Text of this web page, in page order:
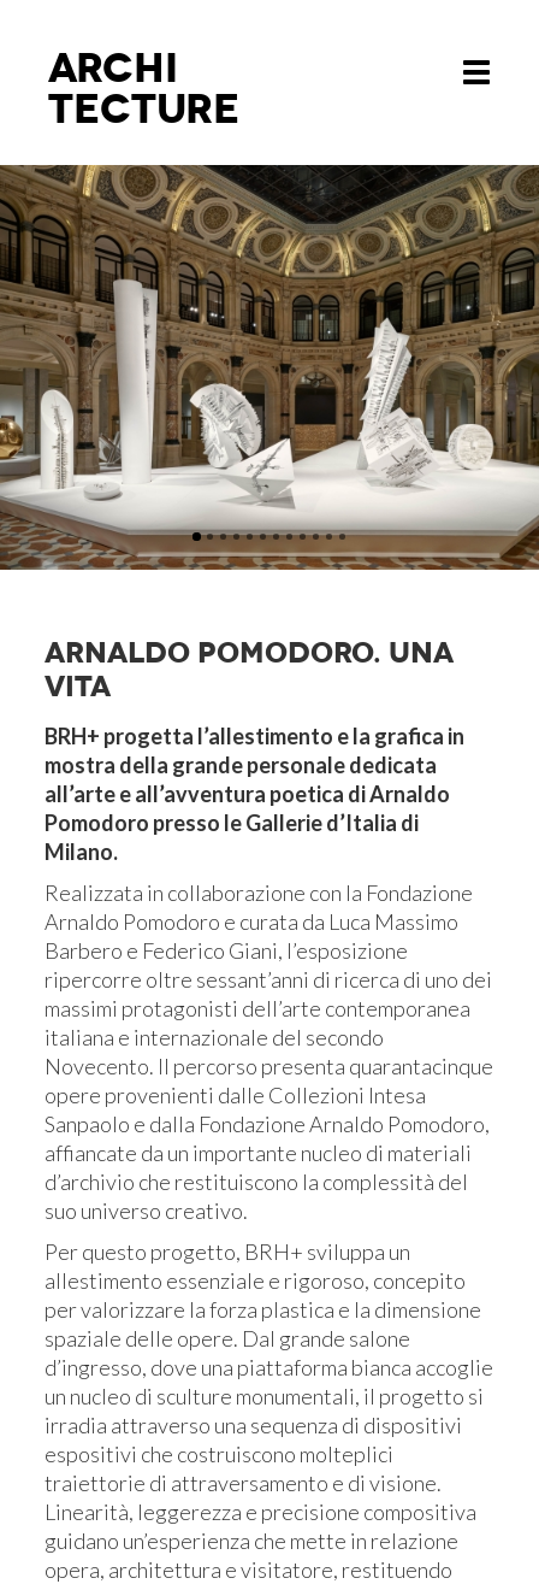
Toggle
Archi
tecture
ARNALDO POMODORO. UNA
VITA
BRH+ progetta l’allestimento e la grafica in
mostra della grande personale dedicata
all’arte e all’avventura poetica di Arnaldo
Pomodoro presso le Gallerie d’Italia di
Milano.
Realizzata in collaborazione con la Fondazione
Arnaldo Pomodoro e curata da Luca Massimo
Barbero e Federico Giani, l’esposizione
ripercorre oltre sessant’anni di ricerca di uno dei
massimi protagonisti dell’arte contemporanea
italiana e internazionale del secondo
Novecento. Il percorso presenta quarantacinque
opere provenienti dalle Collezioni Intesa
Sanpaolo e dalla Fondazione Arnaldo Pomodoro,
affiancate da un importante nucleo di materiali
d’archivio che restituiscono la complessità del
suo universo creativo.
Per questo progetto, BRH+ sviluppa un
allestimento essenziale e rigoroso, concepito
per valorizzare la forza plastica e la dimensione
spaziale delle opere. Dal grande salone
d’ingresso, dove una piattaforma bianca accoglie
un nucleo di sculture monumentali, il progetto si
irradia attraverso una sequenza di dispositivi
espositivi che costruiscono molteplici
traiettorie di attraversamento e di visione.
Linearità, leggerezza e precisione compositiva
guidano un’esperienza che mette in relazione
opera, architettura e visitatore, restituendo